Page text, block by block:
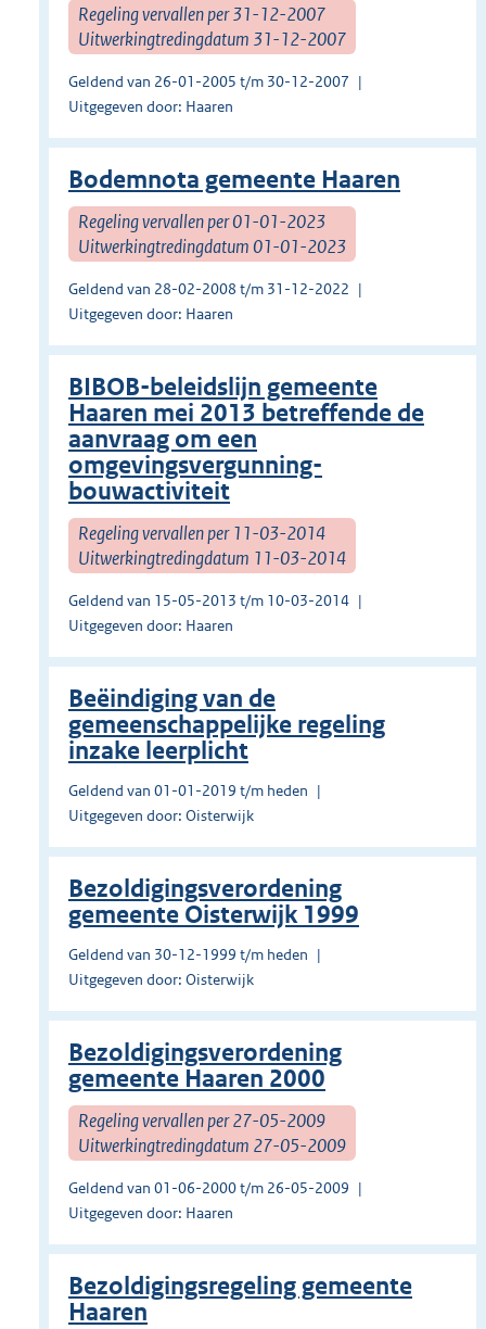
Regeling vervallen per 31-12-2007
Uitwerkingtredingdatum 31-12-2007
Geldend van 26-01-2005 t/m 30-12-2007
Uitgegeven door: Haaren
Bodemnota gemeente Haaren
Regeling vervallen per 01-01-2023
Uitwerkingtredingdatum 01-01-2023
Geldend van 28-02-2008 t/m 31-12-2022
Uitgegeven door: Haaren
BIBOB-beleidslijn gemeente
Haaren mei 2013 betreffende de
aanvraag om een
omgevingsvergunning-
bouwactiviteit
Regeling vervallen per 11-03-2014
Uitwerkingtredingdatum 11-03-2014
Geldend van 15-05-2013 t/m 10-03-2014
Uitgegeven door: Haaren
Beëindiging van de
gemeenschappelijke regeling
inzake leerplicht
Geldend van 01-01-2019 t/m heden
Uitgegeven door: Oisterwijk
Bezoldigingsverordening
gemeente Oisterwijk 1999
Geldend van 30-12-1999 t/m heden
Uitgegeven door: Oisterwijk
Bezoldigingsverordening
gemeente Haaren 2000
Regeling vervallen per 27-05-2009
Uitwerkingtredingdatum 27-05-2009
Geldend van 01-06-2000 t/m 26-05-2009
Uitgegeven door: Haaren
Bezoldigingsregeling gemeente
Haaren